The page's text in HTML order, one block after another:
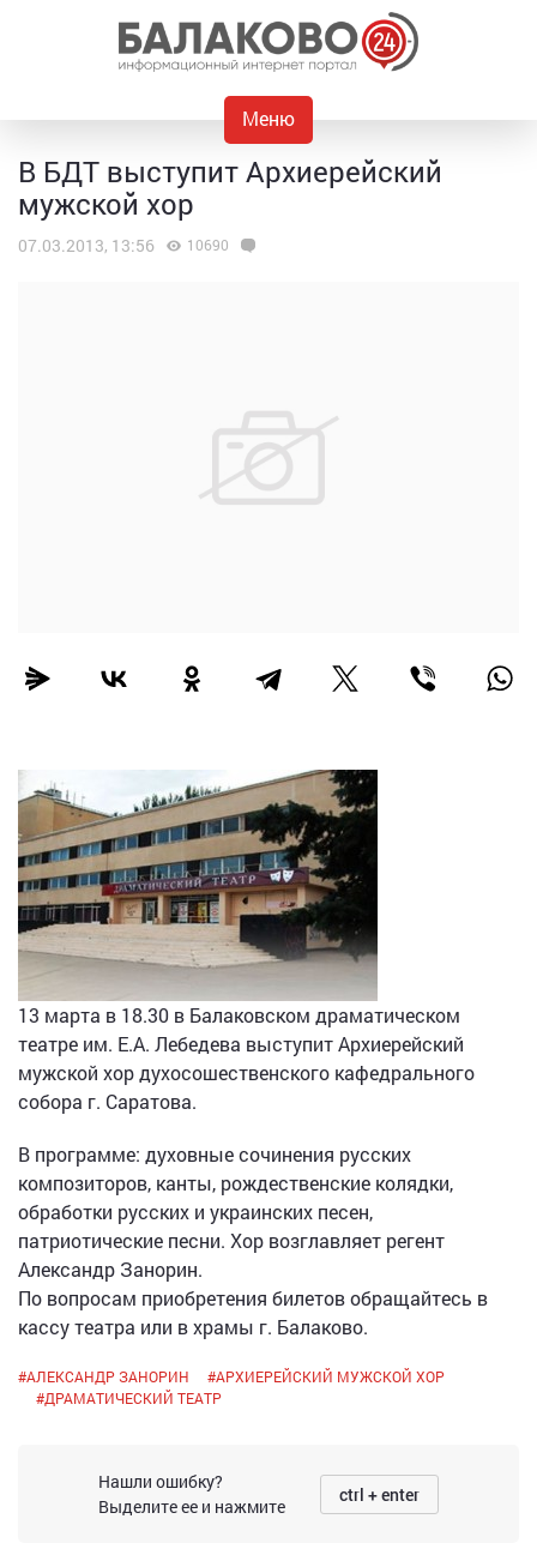
Меню
В БДТ выступит Архиерейский
мужской хор
07.03.2013, 13:56 10690
13 марта в 18.30 в Балаковском драматическом
театре им. Е.А. Лебедева выступит Архиерейский
мужской хор духосошественского кафедрального
собора г. Саратова.
В программе: духовные сочинения русских
композиторов, канты, рождественские колядки,
обработки русских и украинских песен,
патриотические песни. Хор возглавляет регент
Александр Занорин.
По вопросам приобретения билетов обращайтесь в
кассу театра или в храмы г. Балаково.
#АЛЕКСАНДР ЗАНОРИН #АРХИЕРЕЙСКИЙ МУЖСКОЙ ХОР
#ДРАМАТИЧЕСКИЙ ТЕАТР
Нашли ошибку?
Выделите ее и нажмите
ctrl + enter